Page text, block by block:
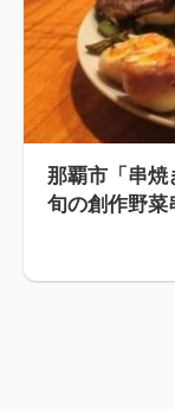
那覇市「串焼
旬の創作野菜